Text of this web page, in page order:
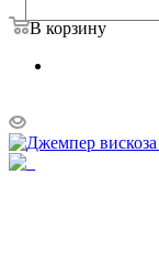
В корзину